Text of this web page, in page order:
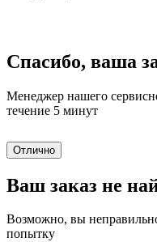
Спасибо, ваша
Менеджер нашего
течение 5 минут
Отлично
Ваш заказ не
Возможно, вы
попытку